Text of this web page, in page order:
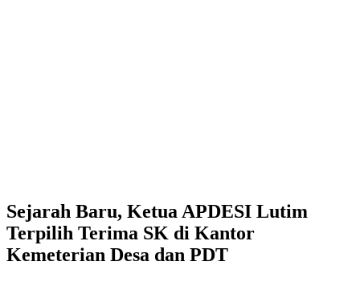
Sejarah Baru, Ketua APDESI Lutim
Terpilih Terima SK di Kantor
Kemeterian Desa dan PDT